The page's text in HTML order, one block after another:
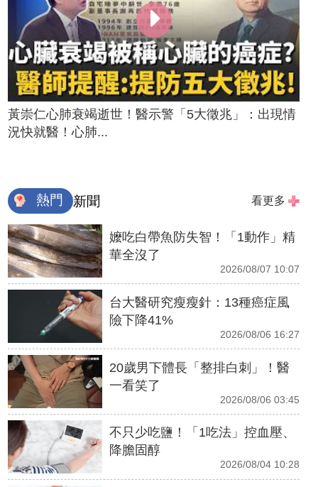
黃崇仁心肺衰竭逝世！醫示警「5大徵兆」：出現情
況快就醫！心肺...
熱門 新聞 看更多
嬤吃白帶魚防失智！「1動作」精
華全沒了
2026/08/07 10:07
台大醫研究瘦瘦針：13種癌症風
險下降41%
2026/08/06 16:27
20歲男下體長「整排白刺」！醫
一看笑了
2026/08/06 03:45
不只少吃鹽！「1吃法」控血壓、
降膽固醇
2026/08/04 10:28